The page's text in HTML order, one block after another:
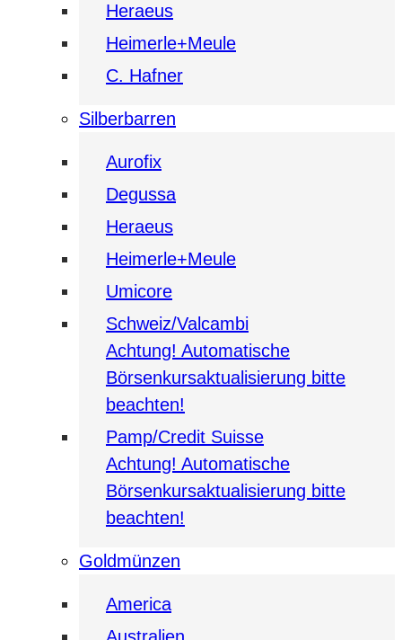
Heraeus
Heimerle+Meule
C. Hafner
Silberbarren
Aurofix
Degussa
Heraeus
Heimerle+Meule
Umicore
Schweiz/Valcambi
Achtung! Automatische
Börsenkursaktualisierung bitte
beachten!
Pamp/Credit Suisse
Achtung! Automatische
Börsenkursaktualisierung bitte
beachten!
Goldmünzen
America